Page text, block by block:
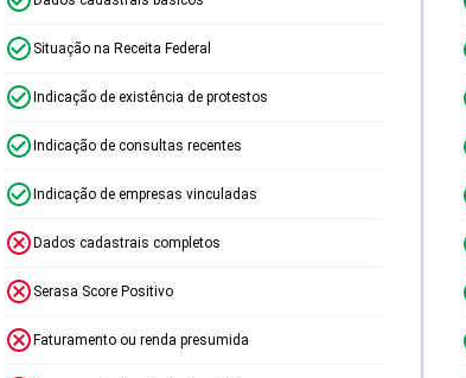
Situação na Receita Federal
Indicação de existência de protestos
Indicação de consultas recentes
Indicação de empresas vinculadas
Dados cadastrais completos
Serasa Score Positivo
Faturamento ou renda presumida